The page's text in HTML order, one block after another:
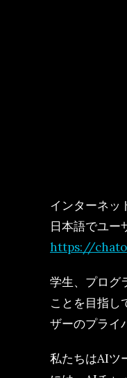
インターネッ
日本語でユー
https://
学生、プログ
ことを目指し
ザーのプライ
私たちはAIツ